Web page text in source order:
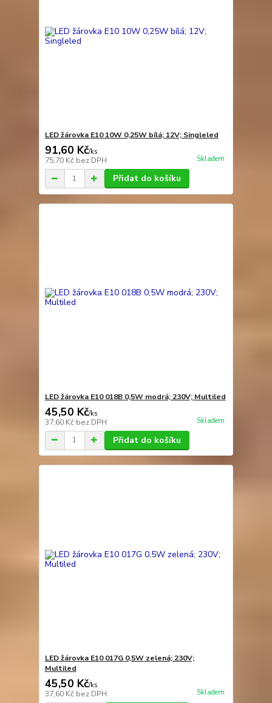
LED žárovka E10 10W 0,25W bílá; 12V; Singleled
91,60 Kč/ks
75,70 Kč bez DPH Skladem
Přidat do košíku
LED žárovka E10 018B 0,5W modrá; 230V; Multiled
45,50 Kč/ks
37,60 Kč bez DPH Skladem
Přidat do košíku
LED žárovka E10 017G 0,5W zelená; 230V;
Multiled
45,50 Kč/ks
37,60 Kč bez DPH Skladem